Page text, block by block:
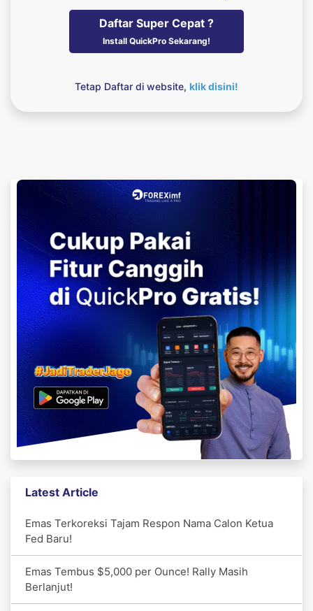
Daftar Super Cepat ?
Install QuickPro Sekarang!
Tetap Daftar di website, klik disini!
Latest Article
Emas Terkoreksi Tajam Respon Nama Calon Ketua
Fed Baru!
Emas Tembus $5,000 per Ounce! Rally Masih
Berlanjut!